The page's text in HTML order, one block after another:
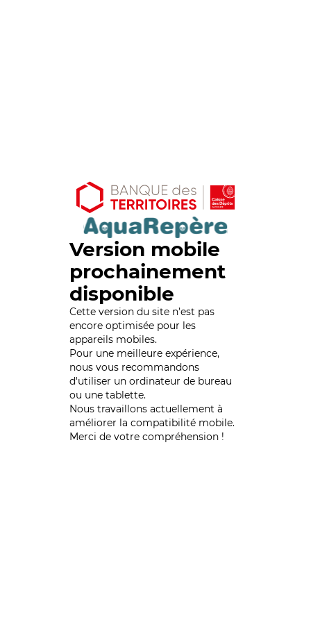
Version mobile
prochainement
disponible
Cette version du site n’est pas
encore optimisée pour les
appareils mobiles.
Pour une meilleure expérience,
nous vous recommandons
d'utiliser un ordinateur de bureau
ou une tablette.
Nous travaillons actuellement à
améliorer la compatibilité mobile.
Merci de votre compréhension !